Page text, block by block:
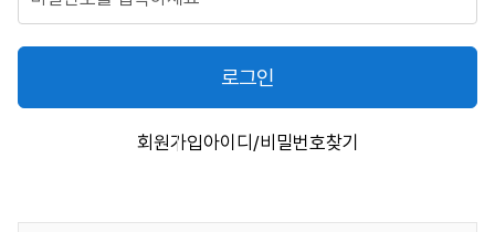
로그인
회원가입아이디/비밀번호찾기